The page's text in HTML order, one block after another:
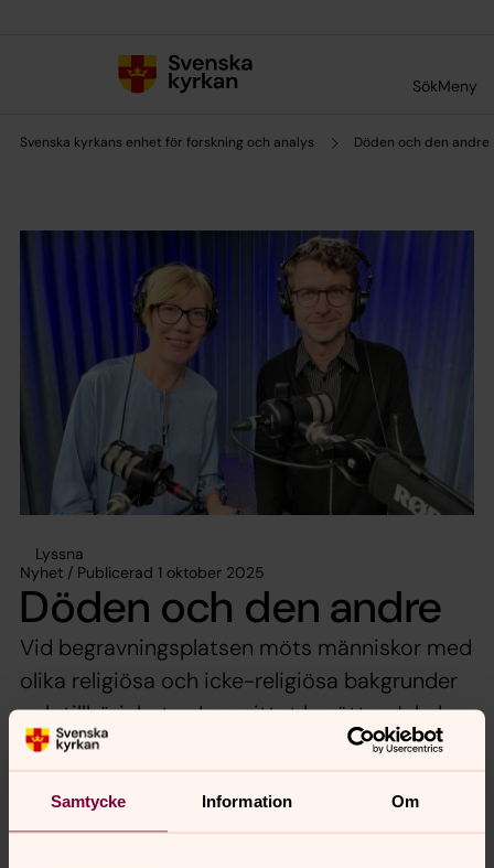
Samtycke Information Om
SökMeny
Svenska kyrkans enhet för forskning och analys Döden och den andre
Lyssna
Nyhet / Publicerad 1 oktober 2025
Döden och den andre
Vid begravningsplatsen möts människor med
olika religiösa och icke-religiösa bakgrunder
och tillhörigheter. I avsnittet berättar Jakob
Wirén om sin nya bok där han undersöker
begravningsplatsen utifrån ett interreligiöst
perspektiv. I ett samtal med Kristina